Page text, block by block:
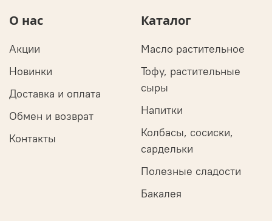
О нас
Акции
Новинки
Доставка и оплата
Обмен и возврат
Контакты
Каталог
Масло растительное
Тофу, растительные
сыры
Напитки
Колбасы, сосиски,
сардельки
Полезные сладости
Бакалея